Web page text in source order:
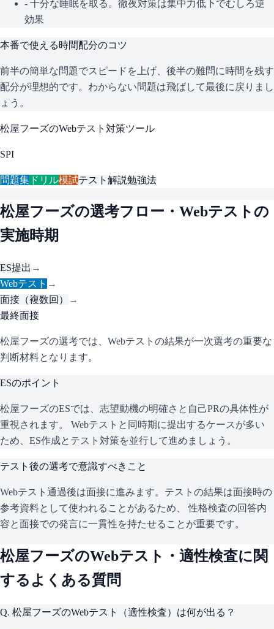
- 十分な睡眠を取る。徹夜対策は集中力低下でむしろ逆
効果
本番で使える時間配分のコツ
前半の簡単な問題でスピードを上げ、後半の難問に時間を残す
配分が理想的です。わからない問題は飛ばして最後に戻りまし
ょう。
松屋フーズのWebテスト対策ツール
SPI
問題集 ドリル模試テスト解説勉強法
松屋フーズの選考フロー・Webテストの
実施時期
ES提出 →
Webテスト →
面接（複数回）
→
最終面接
松屋フーズの選考では、Webテストの結果が一次選考の重要な
判断材料となります。
ESのポイント
松屋フーズのESでは、志望動機の明確さと自己PRの具体性が
重視されます。 Webテストと同時期に提出するケースが多い
ため、ES作成とテスト対策を並行して進めましょう。
テスト後の選考で意識すべきこと
Webテスト通過後は面接に進みます。テストの結果は面接時の
参考資料として使われることがあるため、 性格検査の回答内
容と面接での発言に一貫性を持たせることが重要です。
松屋フーズのWebテスト・適性検査に関
するよくある質問
Q. 松屋フーズのWebテスト（適性検査）は何が出る？